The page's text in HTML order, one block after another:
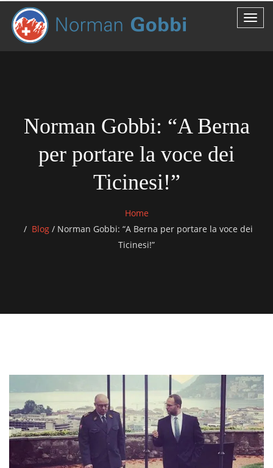
Norman Gobbi: “A Berna
per portare la voce dei
Ticinesi!”
Home
Blog /Norman Gobbi: “A Berna per portare la voce dei
Ticinesi!”